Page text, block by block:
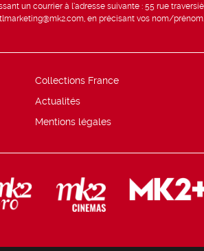
un courrier à l’adresse suivante : 55 rue
en précisant vos nom/prénom.
Collections France
Actualités
Mentions légales